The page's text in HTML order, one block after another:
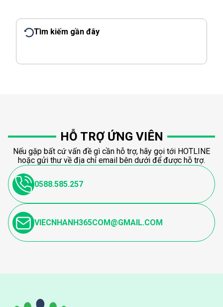
Tìm kiếm gần đây
HỖ TRỢ ỨNG VIÊN
Nếu gặp bất cứ vấn đề gì cần hỗ trợ, hãy gọi tới HOTLINE
hoặc gửi thư về địa chỉ email bên dưới để được hỗ trợ.
0588.585.257
VIECNHANH365COM@GMAIL.COM